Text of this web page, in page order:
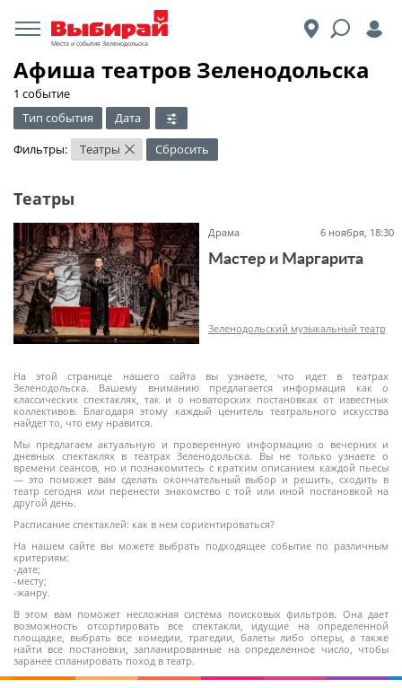
Места и события Зеленодольска
Афиша театров Зеленодольска
1 событие
Тип события
Дата
Фильтры:
Театры × Сбросить
На этой странице нашего сайта вы узнаете, что идет в театрах
Зеленодольска. Вашему вниманию предлагается информация как о
классических спектаклях, так и о новаторских постановках от известных
коллективов. Благодаря этому каждый ценитель театрального искусства
найдет то, что ему нравится.
Мы предлагаем актуальную и проверенную информацию о вечерних и
дневных спектаклях в театрах Зеленодольска. Вы не только узнаете о
времени сеансов, но и познакомитесь с кратким описанием каждой пьесы
— это поможет вам сделать окончательный выбор и решить, сходить в
театр сегодня или перенести знакомство с той или иной постановкой на
другой день.
Расписание спектаклей: как в нем сориентироваться?
На нашем сайте вы можете выбрать подходящее событие по различным
критериям:
-дате;
-месту;
-жанру.
В этом вам поможет несложная система поисковых фильтров. Она дает
возможность отсортировать все спектакли, идущие на определенной
площадке, выбрать все комедии, трагедии, балеты либо оперы, а также
найти все постановки, запланированные на определенное число, чтобы
заранее спланировать поход в театр.
Театры
Драма 6 ноября, 18:30
Мастер и Маргарита
Зеленодольский музыкальный театр